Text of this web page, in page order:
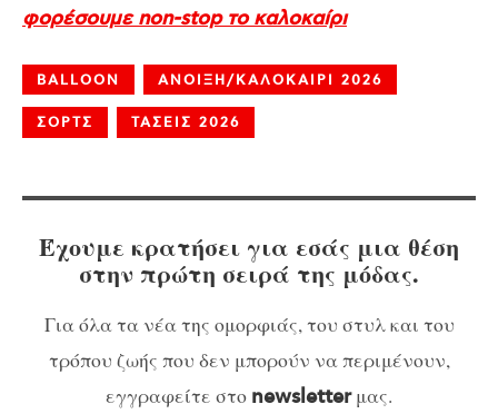
φορέσουμε non-stop το καλοκαίρι
BALLOON ΑΝΟΙΞΗ/ΚΑΛΟΚΑΙΡΙ 2026
ΣΟΡΤΣ ΤΑΣΕΙΣ 2026
Έχουμε κρατήσει για εσάς μια θέση
στην πρώτη σειρά της μόδας.
Για όλα τα νέα της ομορφιάς, του στυλ και του
τρόπου ζωής που δεν μπορούν να περιμένουν,
εγγραφείτε στο newsletterμας.